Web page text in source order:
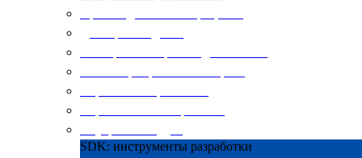
SDK: инструменты разработки